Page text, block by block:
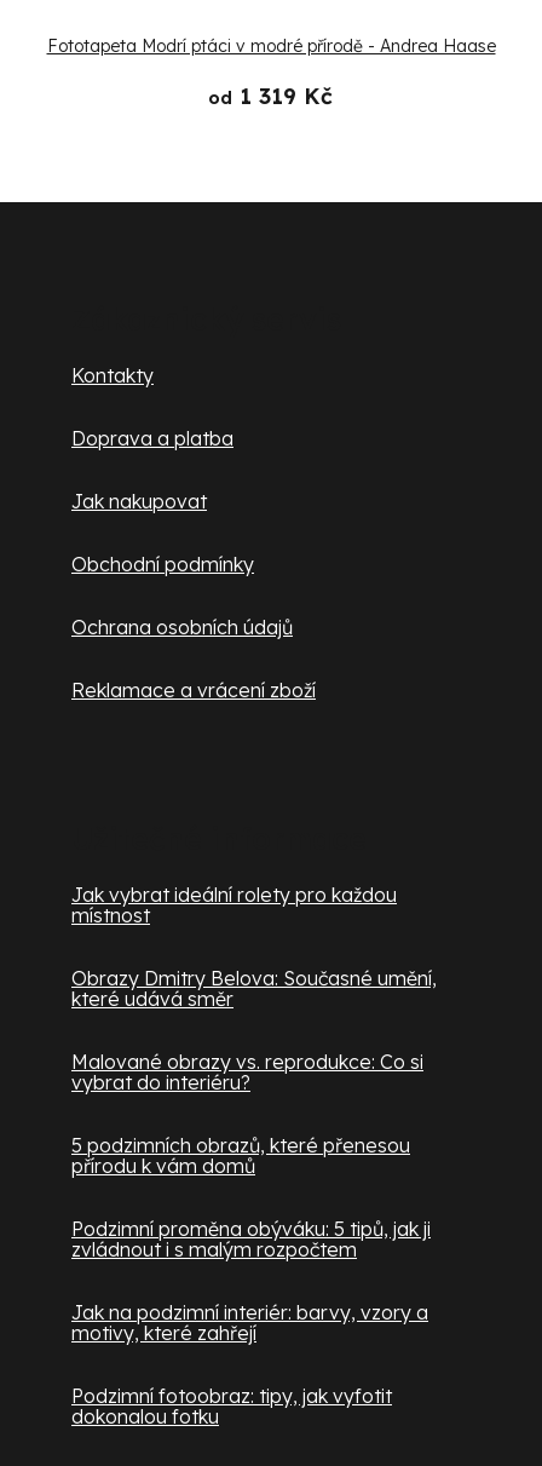
Fototapeta Modrí ptáci v modré přírodě - Andrea Haase
od 1 319 Kč
Kontakty
Doprava a platba
Jak nakupovat
Obchodní podmínky
Ochrana osobních údajů
Reklamace a vrácení zboží
Jak vybrat ideální rolety pro každou
místnost
Obrazy Dmitry Belova: Současné umění,
které udává směr
Malované obrazy vs. reprodukce: Co si
vybrat do interiéru?
5 podzimních obrazů, které přenesou
přírodu k vám domů
Podzimní proměna obýváku: 5 tipů, jak ji
zvládnout i s malým rozpočtem
Jak na podzimní interiér: barvy, vzory a
motivy, které zahřejí
Podzimní fotoobraz: tipy, jak vyfotit
dokonalou fotku